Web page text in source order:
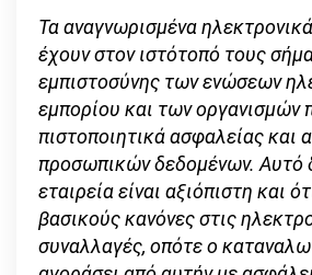
Τα αναγνωρισμένα
έχουν στον ιστότοπό τους
εμπιστοσύνης των ενώσεων
εμπορίου και των οργανισμών
πιστοποιητικά ασφαλείας και
προσωπικών δεδομένων. Αυτό
εταιρεία είναι αξιόπιστη και
βασικούς κανόνες στις
συναλλαγές, οπότε ο